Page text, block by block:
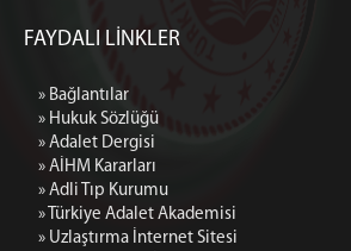
FAYDALI LİNKLER
» Bağlantılar
» Hukuk Sözlüğü
» Adalet Dergisi
» AİHM Kararları
» Adli Tıp Kurumu
» Türkiye Adalet Akademisi
» Uzlaştırma İnternet Sitesi